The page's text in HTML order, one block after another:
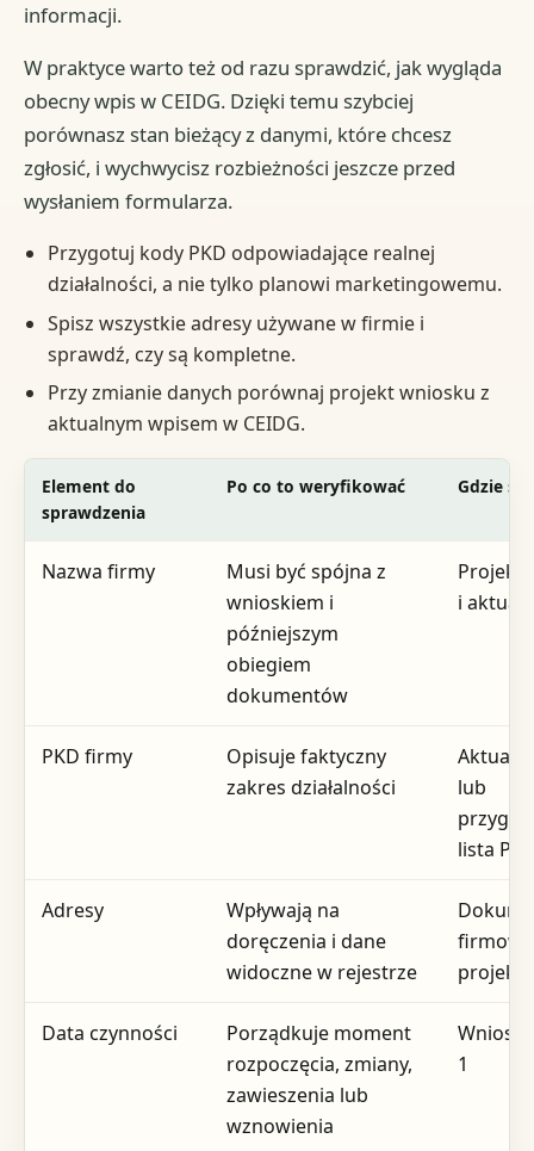
informacji.
W praktyce warto też od razu sprawdzić, jak wygląda
obecny wpis w CEIDG. Dzięki temu szybciej
porównasz stan bieżący z danymi, które chcesz
zgłosić, i wychwycisz rozbieżności jeszcze przed
wysłaniem formularza.
Przygotuj kody PKD odpowiadające realnej
działalności, a nie tylko planowi marketingowemu.
Spisz wszystkie adresy używane w firmie i
sprawdź, czy są kompletne.
Przy zmianie danych porównaj projekt wniosku z
aktualnym wpisem w CEIDG.
Element do
sprawdzenia
Po co to weryfikować Gdzie
Nazwa firmy
Musi być spójna z
wnioskiem i
późniejszym
obiegiem
dokumentów
Projekt
i
PKD firmy
Opisuje faktyczny
zakres działalności
lub
lista
Adresy
Wpływają na
doręczenia i dane
widoczne w rejestrze
projekt
Data czynności
Porządkuje moment
rozpoczęcia, zmiany,
zawieszenia lub
wznowienia
1